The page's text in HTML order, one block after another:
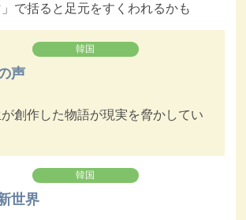
」で括ると足元をすくわれるかも
韓国
声
創作した物語が現実を脅かしてい
韓国
世界